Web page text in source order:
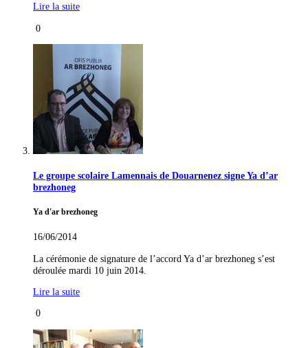
Lire la suite
0
Le groupe scolaire Lamennais de Douarnenez signe Ya d’ar
brezhoneg
Ya d'ar brezhoneg
16/06/2014
La cérémonie de signature de l’accord Ya d’ar brezhoneg s’est
déroulée mardi 10 juin 2014.
Lire la suite
0